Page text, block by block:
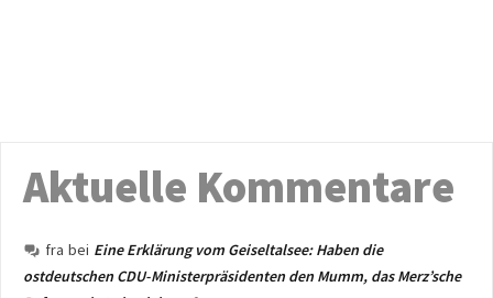
Aktuelle Kommentare
fra bei Eine Erklärung vom Geiseltalsee: Haben die
ostdeutschen CDU-Ministerpräsidenten den Mumm, das Merz’sche